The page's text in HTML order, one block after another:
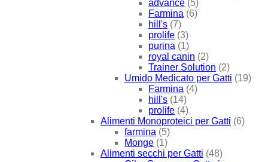
advance (5)
Farmina (6)
hill's (7)
prolife (3)
purina (1)
royal canin (2)
Trainer Solution (2)
Umido Medicato per Gatti (19)
Farmina (4)
hill's (14)
prolife (4)
Alimenti Monoproteici per Gatti (6)
farmina (5)
Monge (1)
Alimenti secchi per Gatti (48)